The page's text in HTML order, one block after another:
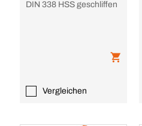
DIN 338 HSS geschliffen
Vergleichen